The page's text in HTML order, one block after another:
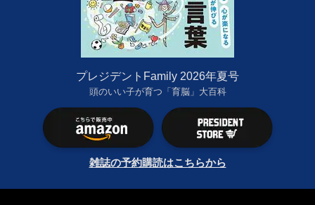
プレジデントFamily 2026年夏号
頭のいい子が育つ「育脳」大百科
雑誌の予約購読はこちらから